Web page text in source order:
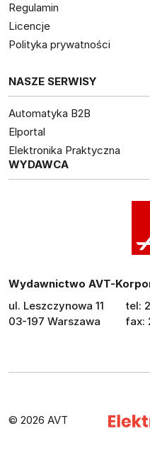
Regulamin
Licencje
Polityka prywatności
NASZE SERWISY
Automatyka B2B
Elportal
Elektronika Praktyczna
WYDAWCA
Wydawnictwo AVT-
ul. Leszczynowa 11
03-197 Warszawa
tel:
fax:
© 2026 AVT